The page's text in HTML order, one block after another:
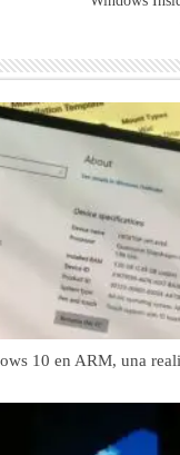
10 en ARM, una